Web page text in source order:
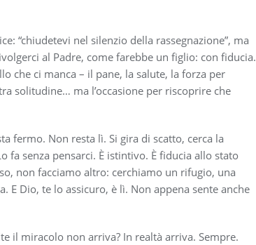
“chiudetevi nel silenzio della rassegnazione”, ma
al Padre, come farebbe un figlio: con fiducia.
che ci manca – il pane, la salute, la forza per
solitudine… ma l’occasione per riscoprire che
fermo. Non resta lì. Si gira di scatto, cerca la
fa senza pensarci. È istintivo. È fiducia allo stato
non facciamo altro: cerchiamo un rifugio, una
E Dio, te lo assicuro, è lì. Non appena sente anche
miracolo non arriva? In realtà arriva. Sempre.